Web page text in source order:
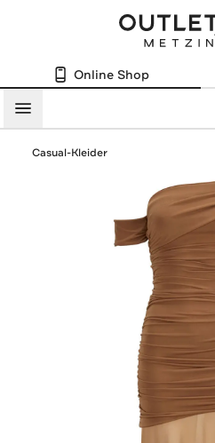
Online Shop
Menü
Casual-Kleider